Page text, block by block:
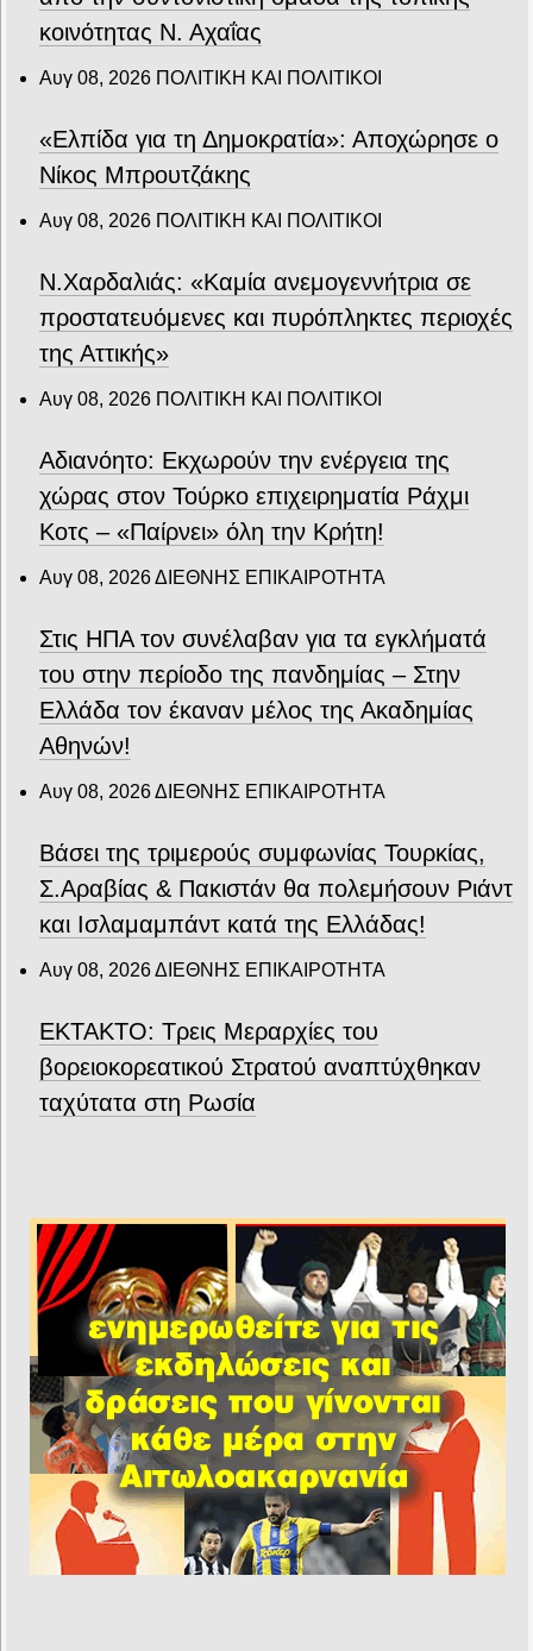
κοινότητας Ν. Αχαΐας
Αυγ 08, 2026 ΠΟΛΙΤΙΚΗ ΚΑΙ ΠΟΛΙΤΙΚΟΙ
«Ελπίδα για τη Δημοκρατία»: Αποχώρησε ο
Νίκος Μπρουτζάκης
Αυγ 08, 2026 ΠΟΛΙΤΙΚΗ ΚΑΙ ΠΟΛΙΤΙΚΟΙ
Ν.Χαρδαλιάς: «Καμία ανεμογεννήτρια σε
προστατευόμενες και πυρόπληκτες περιοχές
της Αττικής»
Αυγ 08, 2026 ΠΟΛΙΤΙΚΗ ΚΑΙ ΠΟΛΙΤΙΚΟΙ
Αδιανόητο: Εκχωρούν την ενέργεια της
χώρας στον Τούρκο επιχειρηματία Ράχμι
Κοτς – «Παίρνει» όλη την Κρήτη!
Αυγ 08, 2026ΔΙΕΘΝΗΣ ΕΠΙΚΑΙΡΟΤΗΤΑ
Στις ΗΠΑ τον συνέλαβαν για τα εγκλήματά
του στην περίοδο της πανδημίας – Στην
Ελλάδα τον έκαναν μέλος της Ακαδημίας
Αθηνών!
Αυγ 08, 2026ΔΙΕΘΝΗΣ ΕΠΙΚΑΙΡΟΤΗΤΑ
Βάσει της τριμερούς συμφωνίας Τουρκίας,
Σ.Αραβίας & Πακιστάν θα πολεμήσουν Ριάντ
και Ισλαμαμπάντ κατά της Ελλάδας!
Αυγ 08, 2026ΔΙΕΘΝΗΣ ΕΠΙΚΑΙΡΟΤΗΤΑ
ΕΚΤΑΚΤΟ: Τρεις Μεραρχίες του
βορειοκορεατικού Στρατού αναπτύχθηκαν
ταχύτατα στη Ρωσία